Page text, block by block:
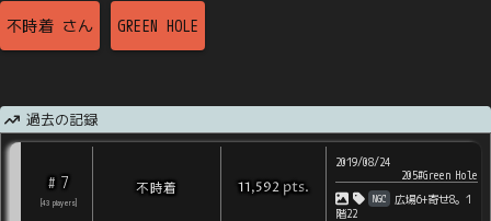
不時着 さん GREEN HOLE
過去の記録
# 7
43 players
不時着 11,592 pts.
2019/08/24
205#Green Hole
NGC
広場6+寄せ8。1
階22